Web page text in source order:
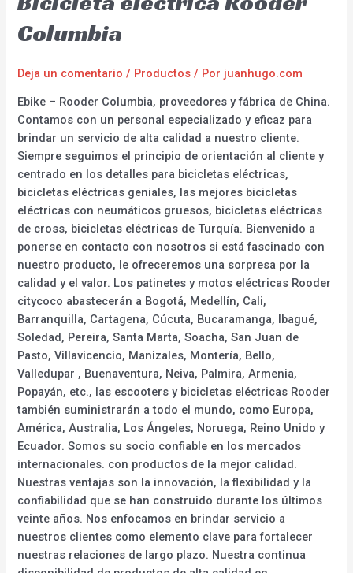
Columbia
Deja un comentario / Productos / Por juanhugo.com
Ebike – Rooder Columbia, proveedores y fábrica de China.
Contamos con un personal especializado y eficaz para
brindar un servicio de alta calidad a nuestro cliente.
Siempre seguimos el principio de orientación al cliente y
centrado en los detalles para bicicletas eléctricas,
bicicletas eléctricas geniales, las mejores bicicletas
eléctricas con neumáticos gruesos, bicicletas eléctricas
de cross, bicicletas eléctricas de Turquía. Bienvenido a
ponerse en contacto con nosotros si está fascinado con
nuestro producto, le ofreceremos una sorpresa por la
calidad y el valor. Los patinetes y motos eléctricas Rooder
citycoco abastecerán a Bogotá, Medellín, Cali,
Barranquilla, Cartagena, Cúcuta, Bucaramanga, Ibagué,
Soledad, Pereira, Santa Marta, Soacha, San Juan de
Pasto, Villavicencio, Manizales, Montería, Bello,
Valledupar , Buenaventura, Neiva, Palmira, Armenia,
Popayán, etc., las escooters y bicicletas eléctricas Rooder
también suministrarán a todo el mundo, como Europa,
América, Australia, Los Ángeles, Noruega, Reino Unido y
Ecuador. Somos su socio confiable en los mercados
internacionales. con productos de la mejor calidad.
Nuestras ventajas son la innovación, la flexibilidad y la
confiabilidad que se han construido durante los últimos
veinte años. Nos enfocamos en brindar servicio a
nuestros clientes como elemento clave para fortalecer
nuestras relaciones de largo plazo. Nuestra continua